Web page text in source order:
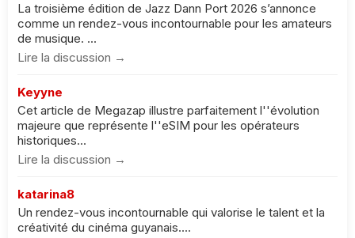
La troisième édition de Jazz Dann Port 2026 s’annonce
comme un rendez-vous incontournable pour les amateurs
de musique. ...
Lire la discussion →
Keyyne
Cet article de Megazap illustre parfaitement l''évolution
majeure que représente l''eSIM pour les opérateurs
historiques...
Lire la discussion →
katarina8
Un rendez-vous incontournable qui valorise le talent et la
créativité du cinéma guyanais....